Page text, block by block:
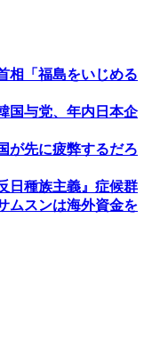
相「福島をいじめる
国与党、年内日本企
が先に疲弊するだろ
日種族主義』症候群
ムスンは海外資金を